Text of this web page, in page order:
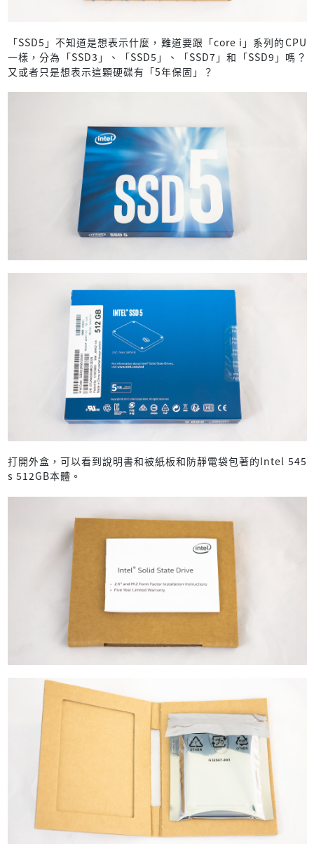
「SSD5」不知道是想表示什麼，難道要跟「core i」系列的CPU
一樣，分為「SSD3」、「SSD5」、「SSD7」和「SSD9」嗎？
又或者只是想表示這顆硬碟有「5年保固」？
打開外盒，可以看到說明書和被紙板和防靜電袋包著的Intel 545
s 512GB本體。